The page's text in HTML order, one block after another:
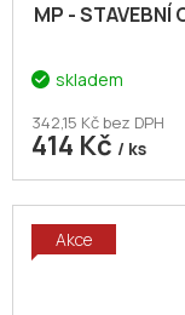
MP - STAVEBNÍ
skladem
342,15 Kč bez DPH
414 Kč / ks
Akce